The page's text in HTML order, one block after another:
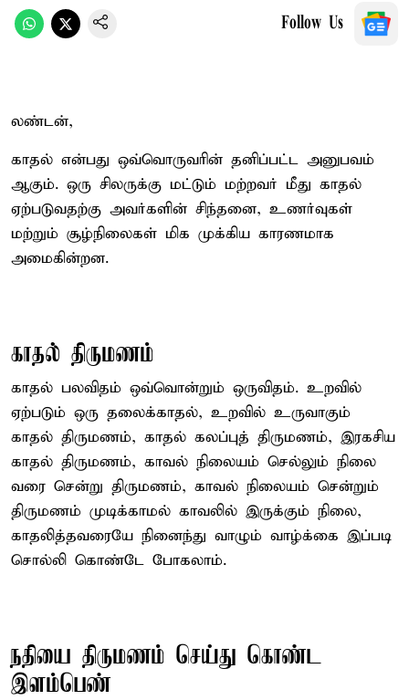
Follow Us
லண்டன்,
காதல் என்பது ஒவ்வொருவரின் தனிப்பட்ட அனுபவம்
ஆகும். ஒரு சிலருக்கு மட்டும் மற்றவர் மீது காதல்
ஏற்படுவதற்கு அவர்களின் சிந்தனை, உணர்வுகள்
மற்றும் சூழ்நிலைகள் மிக முக்கிய காரணமாக
அமைகின்றன.
காதல் திருமணம்
காதல் பலவிதம் ஒவ்வொன்றும் ஒருவிதம். உறவில்
ஏற்படும் ஒரு தலைக்காதல், உறவில் உருவாகும்
காதல் திருமணம், காதல் கலப்புத் திருமணம், இரகசிய
காதல் திருமணம், காவல் நிலையம் செல்லும் நிலை
வரை சென்று திருமணம், காவல் நிலையம் சென்றும்
திருமணம் முடிக்காமல் காவலில் இருக்கும் நிலை,
காதலித்தவரையே நினைந்து வாழும் வாழ்க்கை இப்படி
சொல்லி கொண்டே போகலாம்.
நதியை திருமணம் செய்து கொண்ட
இளம்பெண்